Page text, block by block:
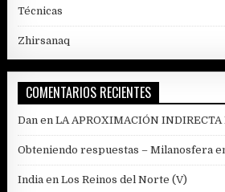
Técnicas
Zhirsanaq
COMENTARIOS RECIENTES
Dan enLA APROXIMACIÓN INDIRECTA
Obteniendo respuestas – Milanosfera
India enLos Reinos del Norte (V)